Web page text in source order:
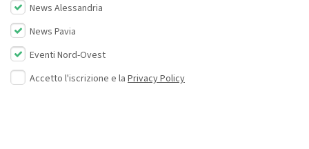
News Alessandria
News Pavia
Eventi Nord-Ovest
Accetto l'iscrizione e la Privacy Policy